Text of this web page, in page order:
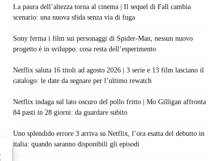
La paura dell’altezza torna al cinema | Il sequel di Fall cambia
scenario: una nuova sfida senza via di fuga
Sony ferma i film sui personaggi di Spider-Man, nessun nuovo
progetto è in sviluppo: cosa resta dell’esperimento
Netflix saluta 16 titoli ad agosto 2026 | 3 serie e 13 film lasciano il
catalogo: le date da segnare per l’ultimo rewatch
Netflix indaga sul lato oscuro del pollo fritto | Mo Gilligan affronta
84 pasti in 28 giorni: da guardare subito
Uno splendido errore 3 arriva su Netflix, l’ora esatta del debutto in
italia: quando saranno disponibili gli episodi